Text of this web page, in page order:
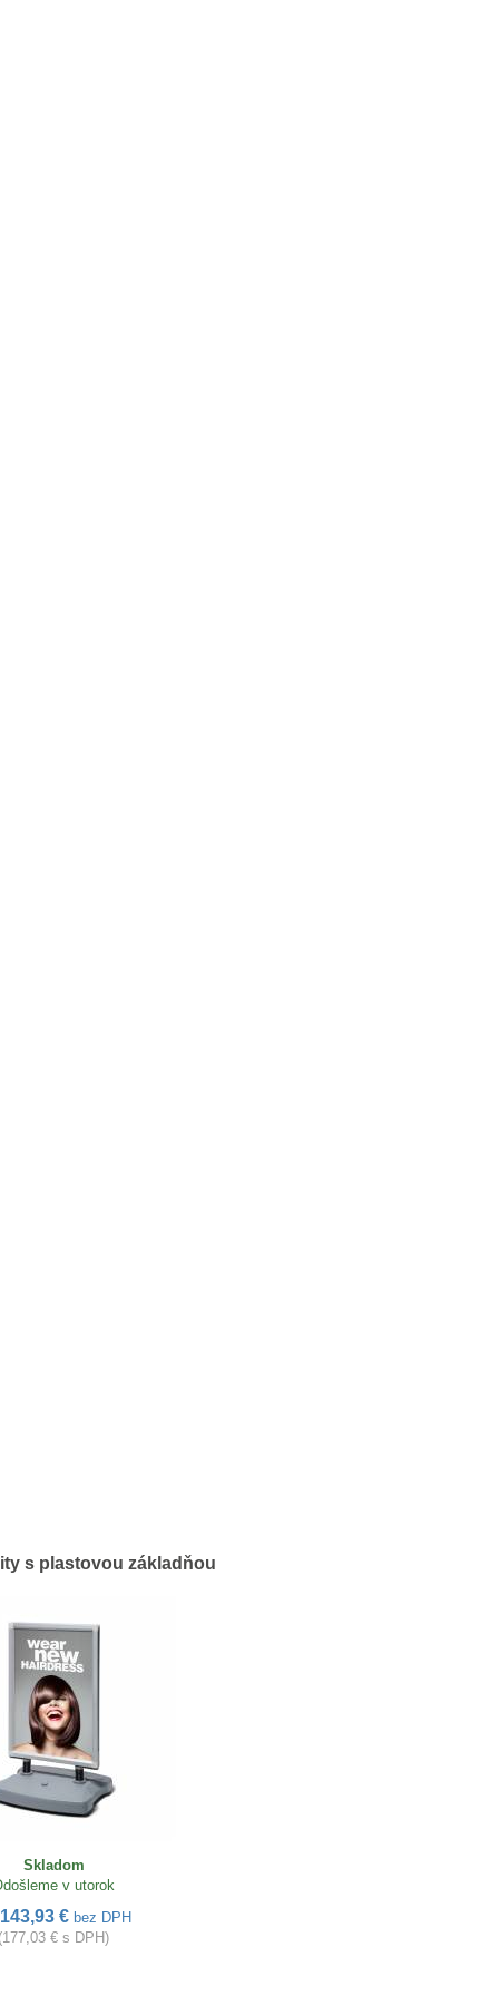
s plastovou základňou
Skladom
v utorok
143,93 € bez DPH
(177,03 € s DPH)